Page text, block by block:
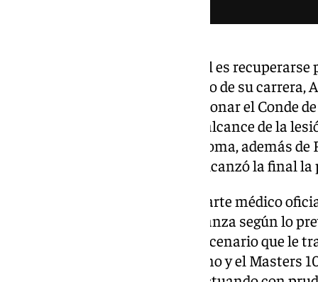
El principal objetivo del español es
la gira estadounidense. A lo largo de su
salud física, que le llevó a abandonar el Conde
molestias. Tras confirmarse el alcance de la
los Masters 1000 de Madrid y Roma, además
título, y Wimbledon, en el que alcanzó la final
Por el momento, no existe un parte médico
embargo, si su recuperación avanza según lo
reaparecer en el US Open, un escenario que le
conquistar el torneo neoyorquino y el Masters